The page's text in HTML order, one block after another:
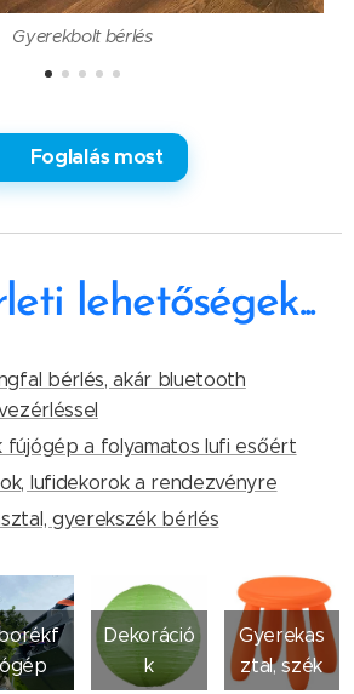
Gyerekbolt bérlés
✅ Foglalás most
lehetőségek...
bérlés, akár bluetooth
fújógép a folyamatos lufi esőért
lufidekorok a rendezvényre
gyerekszék bérlés
Dekoráció
k
Gyerekas
ztal, szék